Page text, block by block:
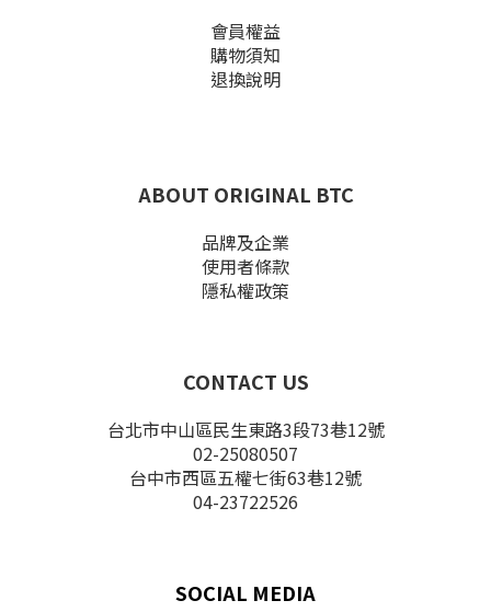
會員權益
購物須知
退換說明
ABOUT ORIGINAL BTC
品牌及企業
使用者條款
隱私權政策
CONTACT US
台北市中山區民生東路3段73巷12號
02-25080507
台中市西區五權七街63巷12號
04-23722526
SOCIAL MEDIA